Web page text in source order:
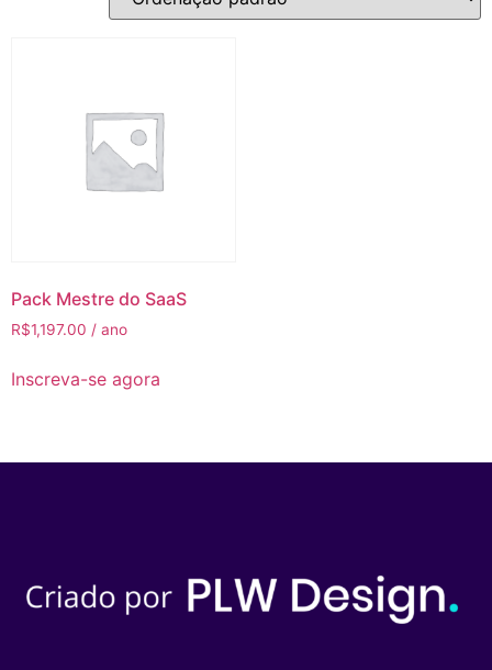
Pack Mestre do SaaS
R$1,197.00 / ano
Inscreva-se agora